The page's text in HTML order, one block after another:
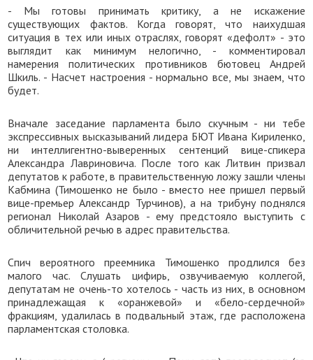
- Мы готовы принимать критику, а не искажение
существующих фактов. Когда говорят, что наихудшая
ситуация в тех или иных отраслях, говорят «дефолт» - это
выглядит как минимум нелогично, - комментировал
намерения политических противников бютовец Андрей
Шкиль. - Насчет настроения - нормально все, мы знаем, что
будет.
Вначале заседание парламента было скучным - ни тебе
экспрессивных высказываний лидера БЮТ Ивана Кириленко,
ни интеллигентно-выверенных сентенций вице-спикера
Александра Лавриновича. После того как Литвин призвал
депутатов к работе, в правительственную ложу зашли члены
Кабмина (Тимошенко не было - вместо нее пришел первый
вице-премьер Александр Турчинов), а на трибуну поднялся
регионал Николай Азаров - ему предстояло выступить с
обличительной речью в адрес правительства.
Спич вероятного преемника Тимошенко продлился без
малого час. Слушать цифирь, озвучиваемую коллегой,
депутатам не очень-то хотелось - часть из них, в основном
принадлежащая к «оранжевой» и «бело-сердечной»
фракциям, удалилась в подвальный этаж, где расположена
парламентская столовка.